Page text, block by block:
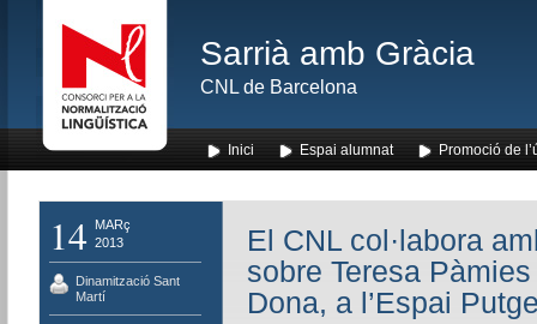
Sarrià amb Gràcia
CNL de Barcelona
Inici Espai alumnat Promoció de
14
MARç
2013
Dinamització Sant
Martí
El CNL col·labora
sobre Teresa
Dona, a l’Espai